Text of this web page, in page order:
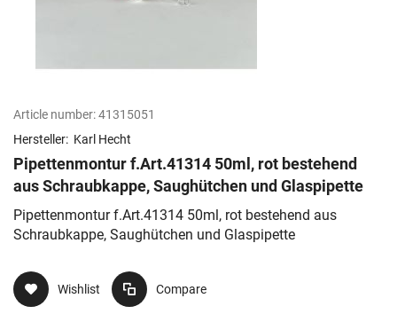
Article number:41315051
Hersteller: Karl Hecht
Pipettenmontur f.Art.41314 50ml, rot bestehend
aus Schraubkappe, Saughütchen und Glaspipette
Pipettenmontur f.Art.41314 50ml, rot bestehend aus
Schraubkappe, Saughütchen und Glaspipette
Wishlist Compare